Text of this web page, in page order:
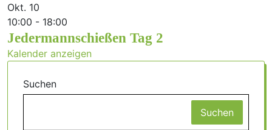
Okt. 10
10:00 - 18:00
Jedermannschießen Tag 2
Kalender anzeigen
Suchen
Suchen